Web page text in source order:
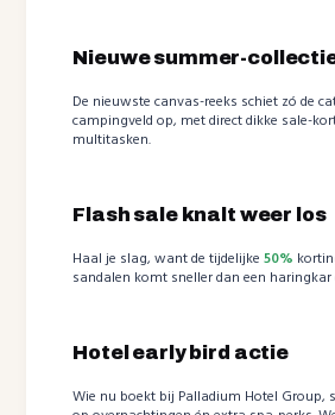
Nieuwe summer-
De nieuwste canvas-reeks schiet zó de
campingveld op, met direct dikke sale-
multitasken.
Flash sale knalt weer los
Haal je slag, want de tijdelijke50%
sandalen komt sneller dan een
Hotel early bird actie
Wie nu boekt bij Palladium Hotel